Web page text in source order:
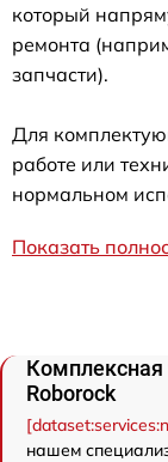
который
ремонта
запчасти).
Для
работе или
нормальном
Показать
Комплексная
Roborock
нашем